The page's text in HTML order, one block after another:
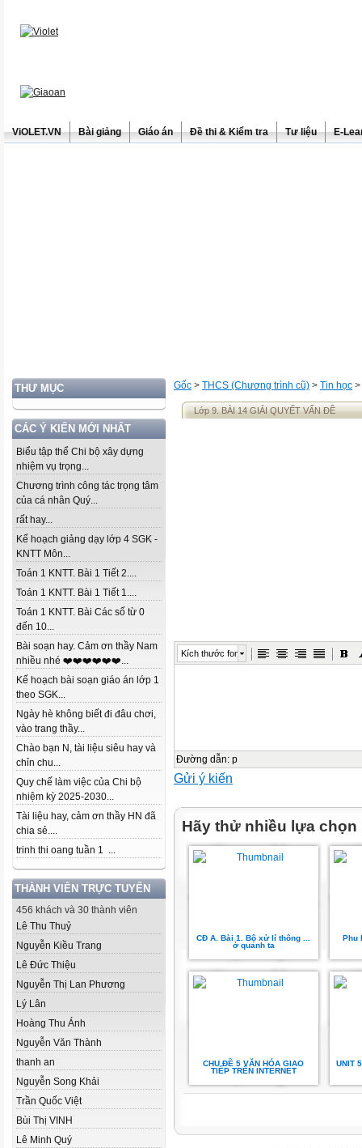
ViOLET.VN Bài giảng Giáo án Đề thi & Kiểm tra Tư liệu E-
THƯ MỤC
CÁC Ý KIẾN MỚI NHẤT
Biểu tập thể Chi bộ xây dựng
nhiệm vụ trọng...
Chương trình công tác trọng tâm
của cá nhân Quý...
rất hay...
Kế hoạch giảng dạy lớp 4 SGK -
KNTT Môn...
Toán 1 KNTT. Bài 1 Tiết 2....
Toán 1 KNTT. Bài 1 Tiết 1....
Toán 1 KNTT. Bài Các số từ 0
đến 10...
Bài soạn hay. Cảm ơn thầy Nam
nhiều nhé ❤️❤️❤️❤️❤️❤️...
Kế hoạch bài soạn giáo án lớp 1
theo SGK...
Ngày hè không biết đi đâu chơi,
vào trang thầy...
Chào bạn N, tài liệu siêu hay và
chỉn chu...
Quy chế làm việc của Chi bộ
nhiệm kỳ 2025-2030...
Tài liệu hay, cảm ơn thầy HN đã
chia sẻ....
trinh thi oang tuần 1 ...
THÀNH VIÊN TRỰC TUYẾN
456 khách và 30 thành viên
Lê Thu Thuỷ
Nguyễn Kiều Trang
Lê Đức Thiệu
Nguyễn Thị Lan Phương
Lý Lân
Hoàng Thu Ánh
Nguyễn Văn Thành
thanh an
Nguyễn Song Khải
Trần Quốc Việt
Bùi Thị VINH
Lê Minh Quý
Gốc > THCS (Chương trình cũ) > Tin học >
Lớp 9. BÀI 14 GIẢI QUYẾT VẤN ĐỀ
Kích thước font
Đường dẫn: p
Gửi ý kiến
Hãy thử nhiều lựa chọn
CĐ A. Bài 1. Bộ xử lí thông ...
ở quanh ta
Phu
CHU ĐỀ 5 VĂN HÓA GIAO
TIẾP TRÊN INTERNET
UNIT